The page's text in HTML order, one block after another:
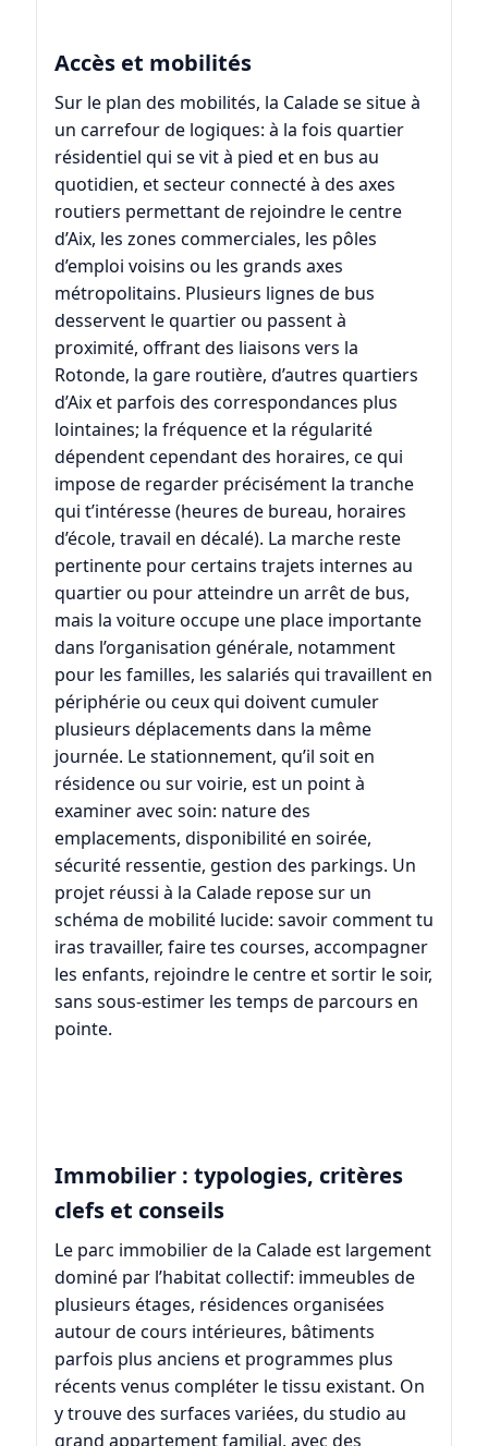
Accès et mobilités
Sur le plan des mobilités, la Calade se situe à
un carrefour de logiques: à la fois quartier
résidentiel qui se vit à pied et en bus au
quotidien, et secteur connecté à des axes
routiers permettant de rejoindre le centre
d’Aix, les zones commerciales, les pôles
d’emploi voisins ou les grands axes
métropolitains. Plusieurs lignes de bus
desservent le quartier ou passent à
proximité, offrant des liaisons vers la
Rotonde, la gare routière, d’autres quartiers
d’Aix et parfois des correspondances plus
lointaines; la fréquence et la régularité
dépendent cependant des horaires, ce qui
impose de regarder précisément la tranche
qui t’intéresse (heures de bureau, horaires
d’école, travail en décalé). La marche reste
pertinente pour certains trajets internes au
quartier ou pour atteindre un arrêt de bus,
mais la voiture occupe une place importante
dans l’organisation générale, notamment
pour les familles, les salariés qui travaillent en
périphérie ou ceux qui doivent cumuler
plusieurs déplacements dans la même
journée. Le stationnement, qu’il soit en
résidence ou sur voirie, est un point à
examiner avec soin: nature des
emplacements, disponibilité en soirée,
sécurité ressentie, gestion des parkings. Un
projet réussi à la Calade repose sur un
schéma de mobilité lucide: savoir comment tu
iras travailler, faire tes courses, accompagner
les enfants, rejoindre le centre et sortir le soir,
sans sous-estimer les temps de parcours en
pointe.
Immobilier : typologies, critères
clefs et conseils
Le parc immobilier de la Calade est largement
dominé par l’habitat collectif: immeubles de
plusieurs étages, résidences organisées
autour de cours intérieures, bâtiments
parfois plus anciens et programmes plus
récents venus compléter le tissu existant. On
y trouve des surfaces variées, du studio au
grand appartement familial, avec des